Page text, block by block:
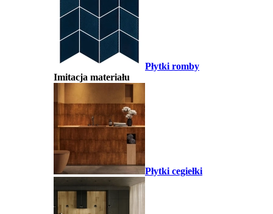
Płytki romby
Imitacja materiału
Płytki cegiełki